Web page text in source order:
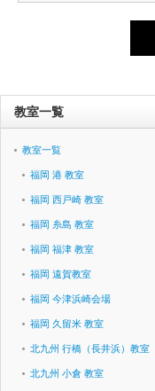
教室一覧
教室一覧
福岡 港 教室
福岡 西戸崎 教室
福岡 糸島 教室
福岡 福津 教室
福岡 遠賀教室
福岡 今津浜崎会場
福岡 久留米 教室
北九州 行橋（長井浜）教室
北九州 小倉 教室